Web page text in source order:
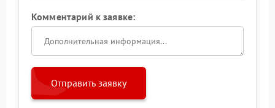
Комментарий к заявке:
Отправить заявку